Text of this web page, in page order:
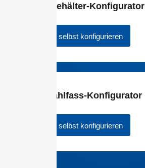
Druckbehälter-Konfigurator
Jetzt selbst konfigurieren
Edelstahlfass-Konfigurator
Jetzt selbst konfigurieren